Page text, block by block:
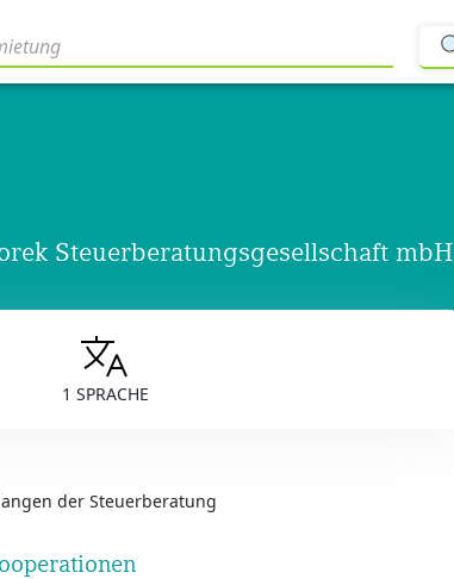
Steuerberatungsgesellschaft mbH
1 SPRACHE
der Steuerberatung